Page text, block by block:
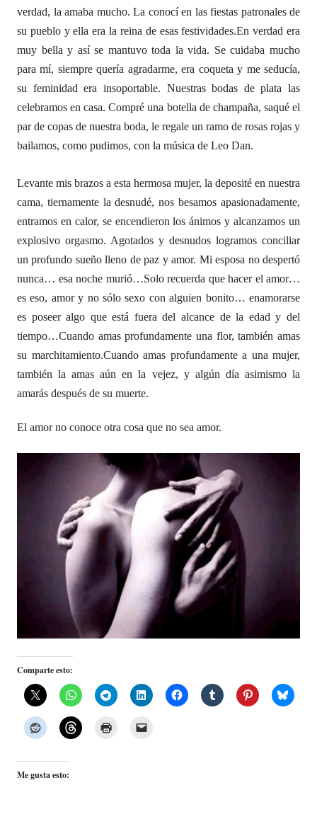
verdad, la amaba mucho. La conocí en las fiestas patronales de
su pueblo y ella era la reina de esas festividades.En verdad era
muy bella y así se mantuvo toda la vida. Se cuidaba mucho
para mí, siempre quería agradarme, era coqueta y me seducía,
su feminidad era insoportable. Nuestras bodas de plata las
celebramos en casa. Compré una botella de champaña, saqué el
par de copas de nuestra boda, le regale un ramo de rosas rojas y
bailamos, como pudimos, con la música de Leo Dan.
Levante mis brazos a esta hermosa mujer, la deposité en nuestra
cama, tiernamente la desnudé, nos besamos apasionadamente,
entramos en calor, se encendieron los ánimos y alcanzamos un
explosivo orgasmo. Agotados y desnudos logramos conciliar
un profundo sueño lleno de paz y amor. Mi esposa no despertó
nunca… esa noche murió…Solo recuerda que hacer el amor…
es eso, amor y no sólo sexo con alguien bonito… enamorarse
es poseer algo que está fuera del alcance de la edad y del
tiempo…Cuando amas profundamente una flor, también amas
su marchitamiento.Cuando amas profundamente a una mujer,
también la amas aún en la vejez, y algún día asimismo la
amarás después de su muerte.
El amor no conoce otra cosa que no sea amor.
Comparte esto:
Me gusta esto: